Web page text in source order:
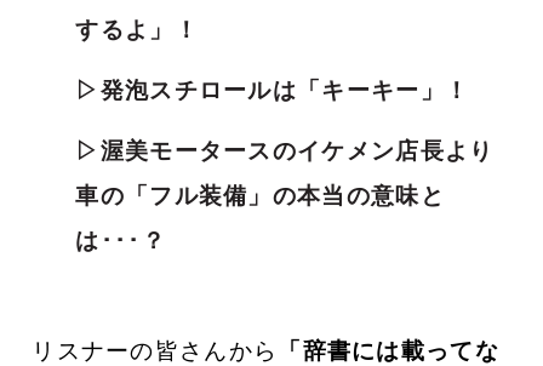
するよ」！
▷発泡スチロールは「キーキー」！
▷渥美モータースのイケメン店長より
車の「フル装備」の本当の意味と
は･･･？
リスナーの皆さんから
「辞書には載ってな